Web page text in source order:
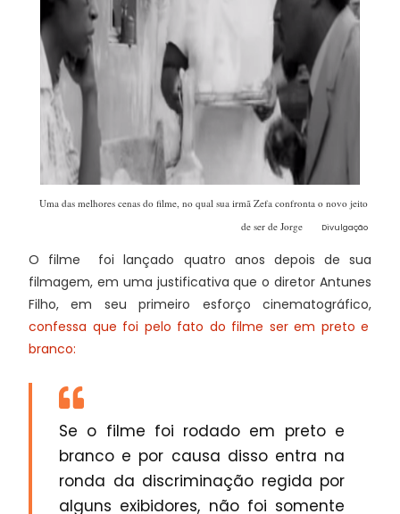
Uma das melhores cenas do filme, no qual sua irmã Zefa confronta o novo jeito
de ser de Jorge
Divulgação
O filme foi lançado quatro anos depois de sua
filmagem, em uma justificativa que o diretor Antunes
Filho, em seu primeiro esforço cinematográfico,
confessa que foi pelo fato do filme ser em preto e
branco:
Se o filme foi rodado em preto e
branco e por causa disso entra na
ronda da discriminação regida por
alguns exibidores, não foi somente